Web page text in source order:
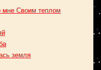
мне Своим теплом
земля